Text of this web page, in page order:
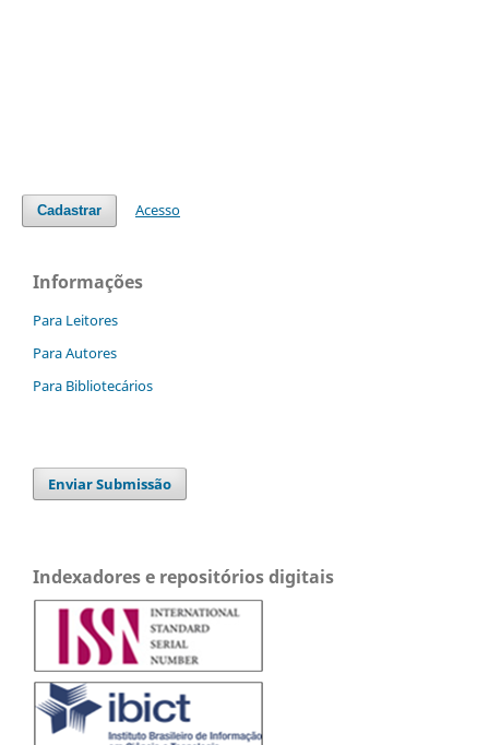
Cadastrar Acesso
Informações
Para Leitores
Para Autores
Para Bibliotecários
Enviar Submissão
Indexadores e repositórios digitais